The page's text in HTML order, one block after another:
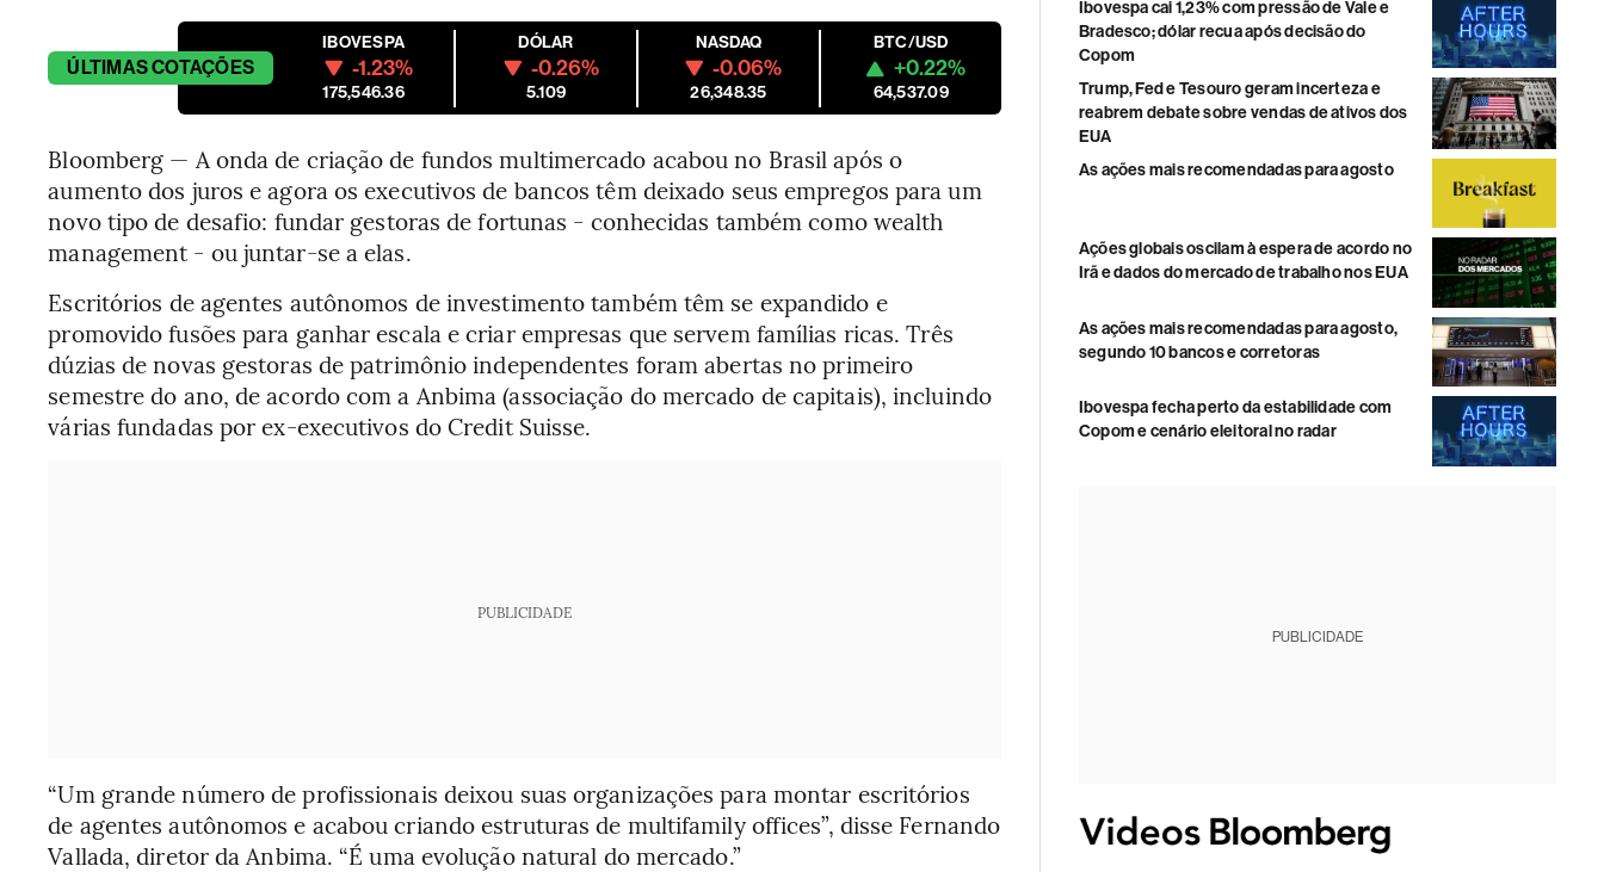
ÚLTIMASCOTAÇÕES
IBOVESPA
-1.23%
175,546.36
DÓLAR
-0.26%
5.109
NASDAQ
-0.06%
26,348.35
BTC/USD
+0.22%
64,537.09
Bloomberg — A onda de criação de fundos multimercado acabou no Brasil após o
aumento dos juros e agora os executivos de bancos têm deixado seus empregos para um
novo tipo de desafio: fundar gestoras de fortunas - conhecidas também como wealth
management - ou juntar-se a elas.
Escritórios de agentes autônomos de investimento também têm se expandido e
promovido fusões para ganhar escala e criar empresas que servem famílias ricas. Três
dúzias de novas gestoras de patrimônio independentes foram abertas no primeiro
semestre do ano, de acordo com a Anbima (associação do mercado de capitais), incluindo
várias fundadas por ex-executivos do Credit Suisse.
PUBLICIDADE
“Um grande número de profissionais deixou suas organizações para montar escritórios
de agentes autônomos e acabou criando estruturas de multifamily offices”, disse Fernando
Vallada, diretor da Anbima. “É uma evolução natural do mercado.”
Ibovespa cai 1,23% com pressão de Vale e
Bradesco; dólar recua após decisão do
Copom
Trump, Fed e Tesouro geram incerteza e
reabrem debate sobre vendas de ativos dos
EUA
As ações mais recomendadas para agosto
Ações globais oscilam à espera de acordo no
Irã e dados do mercado de trabalho nos EUA
As ações mais recomendadas para agosto,
segundo 10 bancos e corretoras
Ibovespa fecha perto da estabilidade com
Copom e cenário eleitoral no radar
PUBLICIDADE